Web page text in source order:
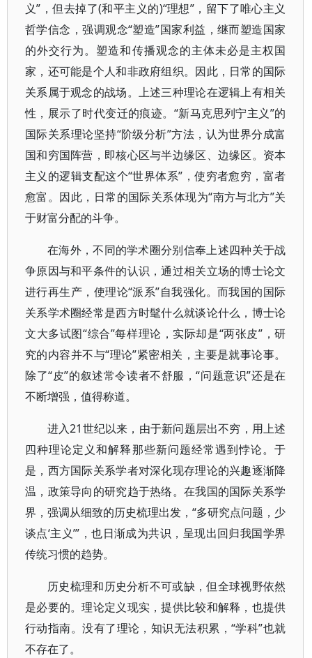
义”，但去掉了(和平主义的)“理想”，留下了唯心主义
哲学信念，强调观念“塑造”国家利益，继而塑造国家
的外交行为。塑造和传播观念的主体未必是主权国
家，还可能是个人和非政府组织。因此，日常的国际
关系属于观念的战场。上述三种理论在逻辑上有相关
性，展示了时代变迁的痕迹。“新马克思列宁主义”的
国际关系理论坚持“阶级分析”方法，认为世界分成富
国和穷国阵营，即核心区与半边缘区、边缘区。资本
主义的逻辑支配这个“世界体系”，使穷者愈穷，富者
愈富。因此，日常的国际关系体现为“南方与北方”关
于财富分配的斗争。
在海外，不同的学术圈分别信奉上述四种关于战
争原因与和平条件的认识，通过相关立场的博士论文
进行再生产，使理论“派系”自我强化。而我国的国际
关系学术圈经常是西方时髦什么就谈论什么，博士论
文大多试图“综合”每样理论，实际却是“两张皮”，研
究的内容并不与“理论”紧密相关，主要是就事论事。
除了“皮”的叙述常令读者不舒服，“问题意识”还是在
不断增强，值得称道。
进入21世纪以来，由于新问题层出不穷，用上述
四种理论定义和解释那些新问题经常遇到悖论。于
是，西方国际关系学者对深化现存理论的兴趣逐渐降
温，政策导向的研究趋于热络。在我国的国际关系学
界，强调从细致的历史梳理出发，“多研究点问题，少
谈点‘主义’”，也日渐成为共识，呈现出回归我国学界
传统习惯的趋势。
历史梳理和历史分析不可或缺，但全球视野依然
是必要的。理论定义现实，提供比较和解释，也提供
行动指南。没有了理论，知识无法积累，“学科”也就
不存在了。